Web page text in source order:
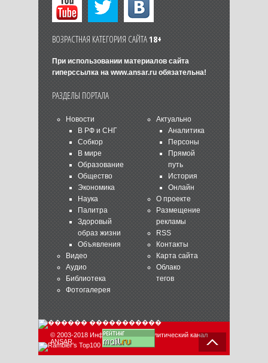
ВОЗРАСТНАЯ КАТЕГОРИЯ САЙТА18+
При использовании материалов сайта
гиперссылка на www.ansar.ruобязательна!
РАЗДЕЛЫ ПОРТАЛА
Новости
В РФ и СНГ
Собкор
В мире
Образование
Общество
Экономика
Наука
Палитра
Здоровый
образ жизни
Объявления
Видео
Аудио
Библиотека
Фотогалерея
Актуально
Аналитика
Персоны
Прямой
путь
История
Онлайн
О проекте
Размещение
рекламы
RSS
Контакты
Карта сайта
Облако
тегов
© 2003-2018 Информационно-аналитический канал
ANSAR